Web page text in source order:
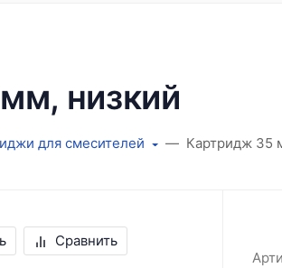
низкий
для смесителей Картридж 35
Сравнить